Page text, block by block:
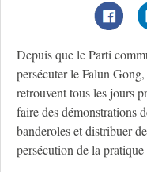
Depuis que le Parti
persécuter le Falun
retrouvent tous les jours
faire des démonstrations
banderoles et distribuer
persécution de la